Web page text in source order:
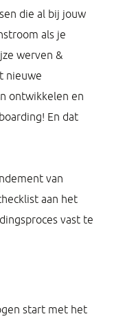
die al bij jouw
als je
werven &
nieuwe
ontwikkelen en
En dat
van
aan het
vast te
start met het